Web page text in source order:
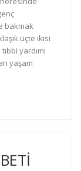
bakmak
üçte ikisi
yardımı
yaşam